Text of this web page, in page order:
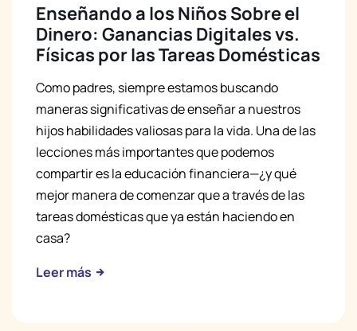
Enseñando a los Niños Sobre el
Dinero: Ganancias Digitales vs.
Físicas por las Tareas Domésticas
Como padres, siempre estamos buscando
maneras significativas de enseñar a nuestros
hijos habilidades valiosas para la vida. Una de las
lecciones más importantes que podemos
compartir es la educación financiera—¿y qué
mejor manera de comenzar que a través de las
tareas domésticas que ya están haciendo en
casa?
Leer más